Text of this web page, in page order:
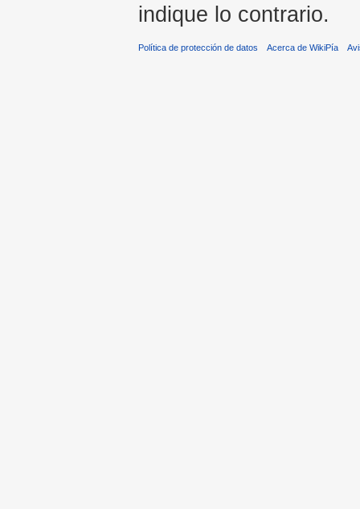
indique lo contrario.
Política de protección de datos Acerca de WikiPía